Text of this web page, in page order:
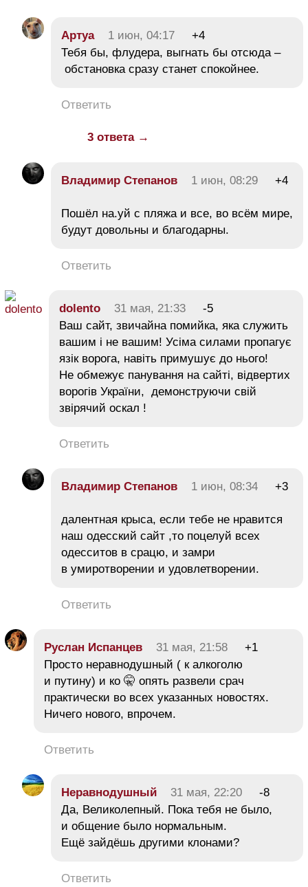
Aртуа 1 июн, 04:17
+4
Тебя бы, флудера, выгнать бы отсюда –
обстановка сразу станет спокойнее.
Ответить
3 ответа →
Владимир Степанов 1 июн, 08:29 +4
Пошёл на.уй с пляжа и все, во всём мире,
будут довольны и благодарны.
Ответить
dolento 31 мая, 21:33
-5
Ваш сайт, звичайна помийка, яка служить
вашим і не вашим! Усіма силами пропагує
язік ворога, навіть примушує до нього!
Не обмежує панування на сайті, відвертих
ворогів України, демонструючи свій
звірячий оскал !
Ответить
Владимир Степанов 1 июн, 08:34 +3
далентная крыса, если тебе не нравится
наш одесский сайт ,то поцелуй всех
одесситов в срацю, и замри
в умиротворении и удовлетворении.
Ответить
Руслан Испанцев 31 мая, 21:58
+1
Просто неравнодушный ( к алкоголю
и путину) и ко 🤫 опять развели срач
практически во всех указанных новостях.
Ничего нового, впрочем.
Ответить
Неравнодушный 31 мая, 22:20
-8
Да, Великолепный. Пока тебя не было,
и общение было нормальным.
Ещё зайдёшь другими клонами?
Ответить